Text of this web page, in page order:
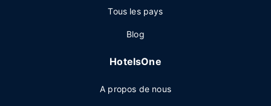
Tous les pays
Blog
HotelsOne
A propos de nous